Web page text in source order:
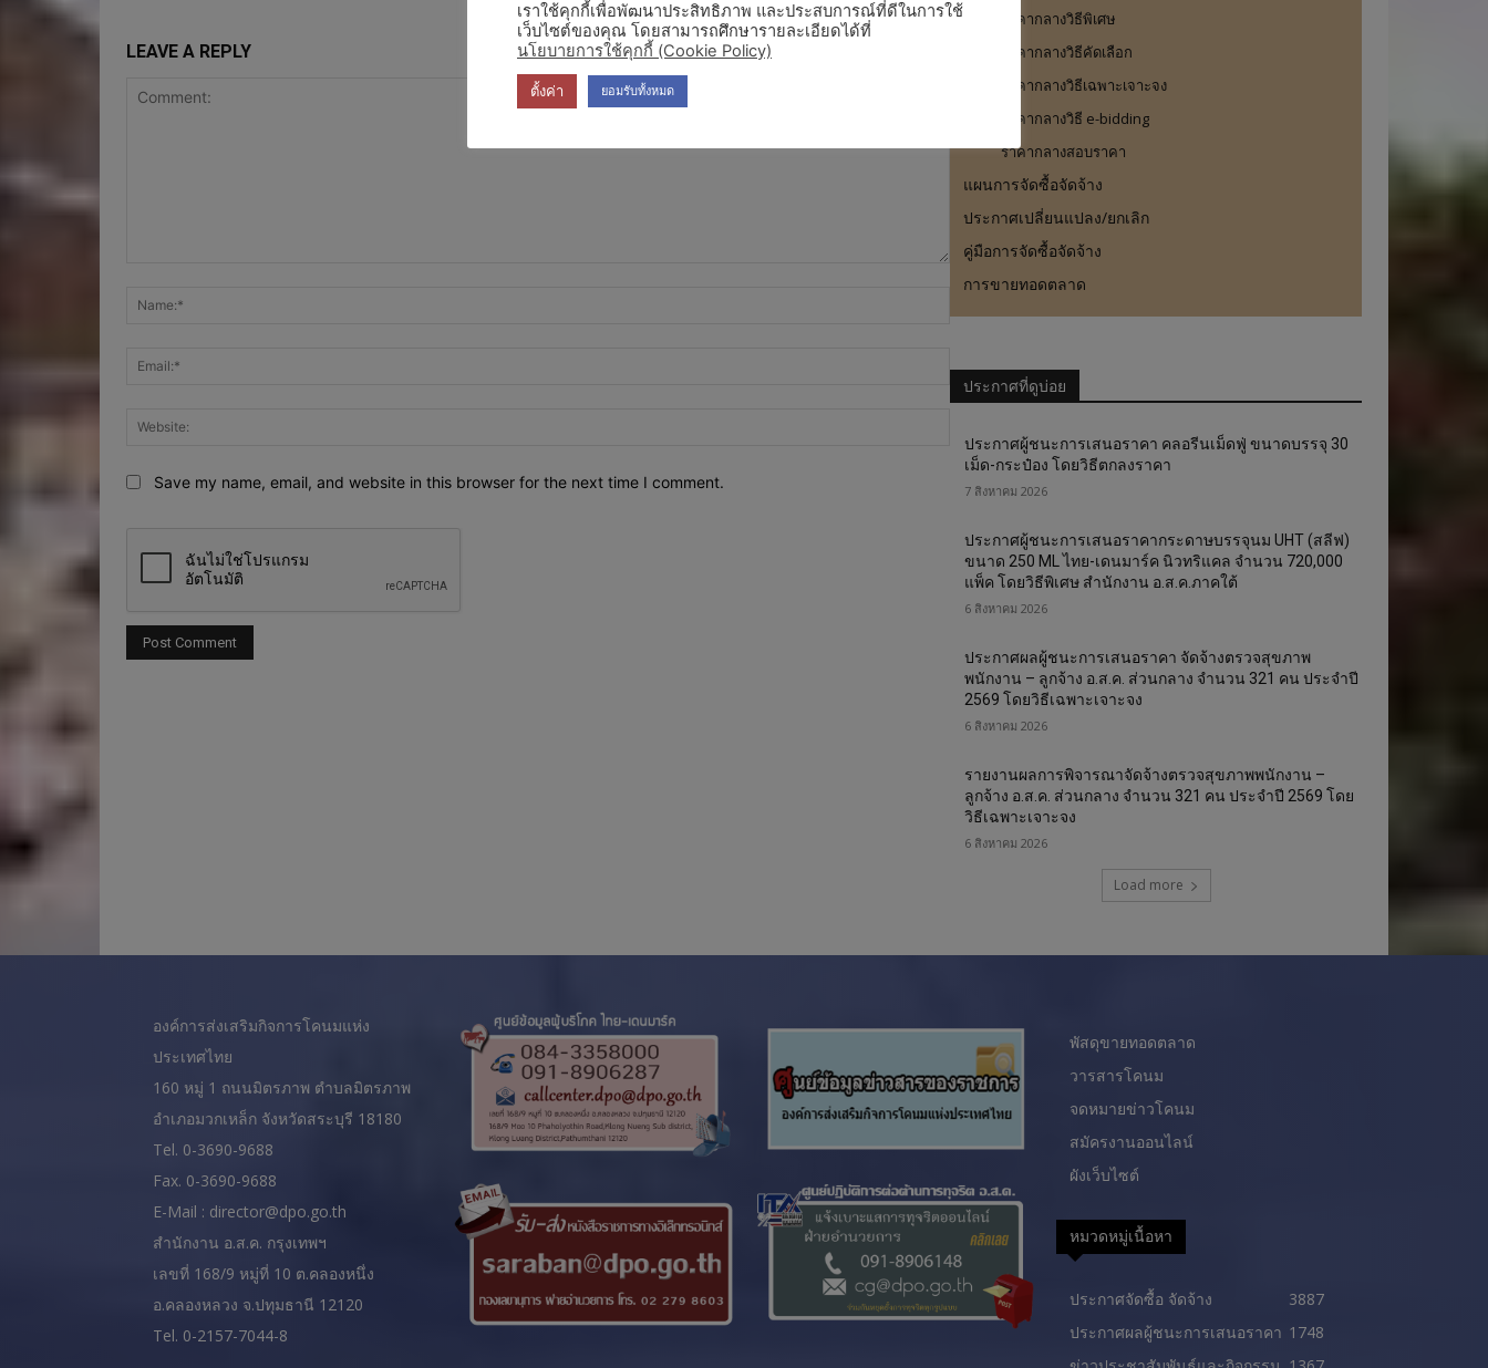
LEAVE A REPLY
Save my name, email, and website in this browser for the next time I comment.
ราคากลางวิธีพิเศษ
ราคากลางวิธีคัดเลือก
ราคากลางวิธีเฉพาะเจาะจง
ราคากลางวิธี e-bidding
ราคากลางสอบราคา
แผนการจัดซื้อจัดจ้าง
ประกาศเปลี่ยนแปลง/ยกเลิก
คู่มือการจัดซื้อจัดจ้าง
การขายทอดตลาด
ประกาศที่ดูบ่อย
ประกาศผู้ชนะการเสนอราคา คลอรีนเม็ดฟู่ ขนาดบรรจุ 30
เม็ด-กระป๋อง โดยวิธีตกลงราคา
7 สิงหาคม 2026
ประกาศผู้ชนะการเสนอราคากระดาษบรรจุนม UHT (สลีฟ)
ขนาด 250 ML ไทย-เดนมาร์ค นิวทริแคล จำนวน 720,000
แพ็ค โดยวิธีพิเศษ สำนักงาน อ.ส.ค.ภาคใต้
6 สิงหาคม 2026
ประกาศผลผู้ชนะการเสนอราคา จัดจ้างตรวจสุขภาพ
พนักงาน – ลูกจ้าง อ.ส.ค. ส่วนกลาง จำนวน 321 คน ประจำปี
2569 โดยวิธีเฉพาะเจาะจง
6 สิงหาคม 2026
รายงานผลการพิจารณาจัดจ้างตรวจสุขภาพพนักงาน –
ลูกจ้าง อ.ส.ค. ส่วนกลาง จำนวน 321 คน ประจำปี 2569 โดย
วิธีเฉพาะเจาะจง
6 สิงหาคม 2026
Load more
องค์การส่งเสริมกิจการโคนมแห่ง
ประเทศไทย
160 หมู่ 1 ถนนมิตรภาพ ตำบลมิตรภาพ
อำเภอมวกเหล็ก จังหวัดสระบุรี 18180
Tel. 0-3690-9688
Fax. 0-3690-9688
E-Mail : director@dpo.go.th
สํานักงาน อ.ส.ค. กรุงเทพฯ
เลขที่ 168/9 หมู่ที่ 10 ต.คลองหนึ่ง
อ.คลองหลวง จ.ปทุมธานี 12120
Tel. 0-2157-7044-8
พัสดุขายทอดตลาด
วารสารโคนม
จดหมายข่าวโคนม
สมัครงานออนไลน์
ผังเว็บไซต์
หมวดหมู่เนื้อหา
ประกาศจัดซื้อ จัดจ้าง
3887
ประกาศผลผู้ชนะการเสนอราคา 1748
เราใช้คุกกี้เพื่อพัฒนาประสิทธิภาพ และประสบการณ์ที่ดีในการใช้
เว็บไซต์ของคุณ โดยสามารถศึกษารายละเอียดได้ที่
นโยบายการใช้คุกกี้ (Cookie Policy)
ตั้งค่า ยอมรับทั้งหมด